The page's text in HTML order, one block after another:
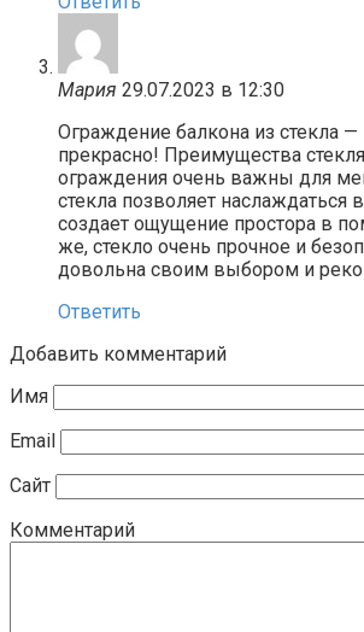
Мария 29.07.2023 в 12:30
Ограждение балкона из стекла —
прекрасно! Преимущества
ограждения очень важны для
стекла позволяет наслаждаться
создает ощущение простора в
же, стекло очень прочное и
довольна своим выбором и
Ответить
Добавить комментарий
Имя
Email
Сайт
Комментарий